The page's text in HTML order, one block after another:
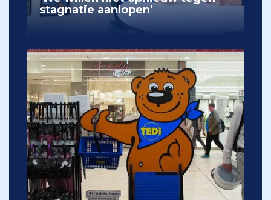
stagnatie aanlopen'